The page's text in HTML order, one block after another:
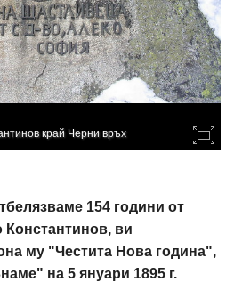
край Черни връх
154 години от
Константинов, ви
му "Честита Нова година",
на 5 януари 1895 г.